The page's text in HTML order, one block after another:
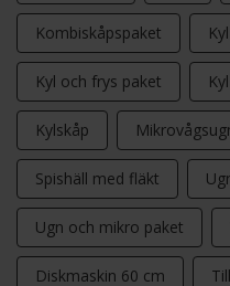
Kombiskåpspaket
Kyl och frys paket
Kylskåp
Spishäll med fläkt
Ugn och mikro paket
Diskmaskin 60 cm